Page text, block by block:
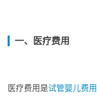
一、医疗费用
医疗费用是试管婴儿费用